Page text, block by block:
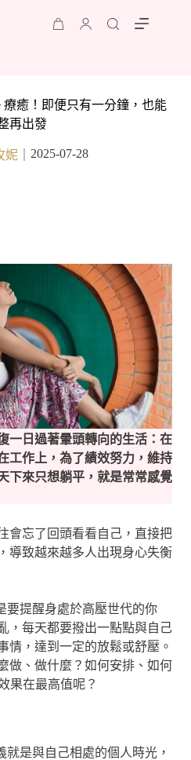
療癒！即便只有一分鐘，也能
再出發
妮 2025-07-28
一日過著暈頭轉向的生活：在
工作上，為了績效努力，維持
下來只想躺平，就是常常感覺
會忘了回頭看看自己，直接把
導致越來越多人出現身心失衡
要提醒身處於高壓世代的你
，每天都要撥出一點點與自己
情，達到一定的放鬆或舒壓。
做、做什麼？如何安排、如何
果在最高值呢？
就是與自己相處的個人時光，